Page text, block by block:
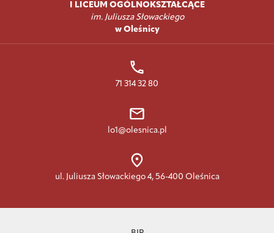
I LICEUM OGÓLNOKSZTAŁCĄCE
im. Juliusza Słowackiego
w Oleśnicy
71 314 32 80
lo1@olesnica.pl
ul. Juliusza Słowackiego 4, 56-400 Oleśnica